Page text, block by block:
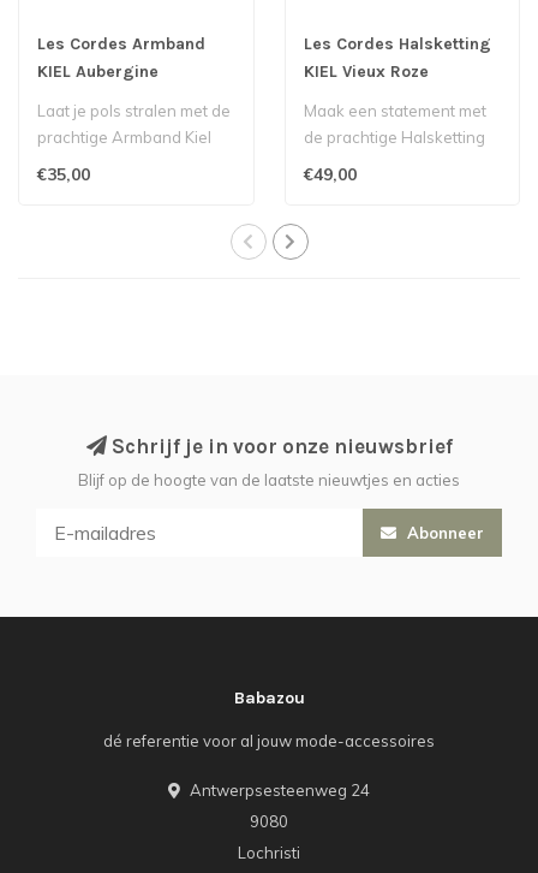
Les Cordes Armband
KIEL Aubergine
Laat je pols stralen met de
prachtige Armband Kiel
Les Co..
€35,00
Les Cordes Halsketting
KIEL Vieux Roze
Maak een statement met
de prachtige Halsketting
Cordes, ..
€49,00
Schrijf je in voor onze nieuwsbrief
Blijf op de hoogte van de laatste nieuwtjes en acties
Abonneer
Babazou
dé referentie voor al jouw mode-accessoires
Antwerpsesteenweg 24
9080
Lochristi